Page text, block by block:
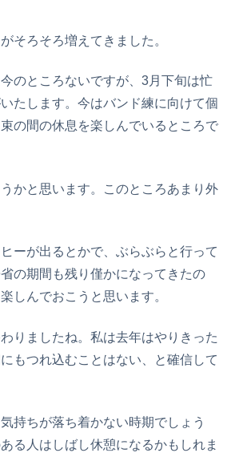
そろそろ増えてきました。
のところないですが、3月下旬は忙
たします。今はバンド練に向けて個
の間の休息を楽しんでいるところで
かと思います。このところあまり外
ーが出るとかで、ぶらぶらと行って
の期間も残り僅かになってきたの
しんでおこうと思います。
りましたね。私は去年はやりきった
もつれ込むことはない、と確信して
持ちが落ち着かない時期でしょう
る人はしばし休憩になるかもしれま